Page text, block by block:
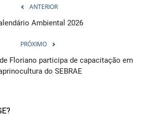
ANTERIOR
Ambiental 2026
PRÓXIMO
Floriano participa de capacitação em
do SEBRAE